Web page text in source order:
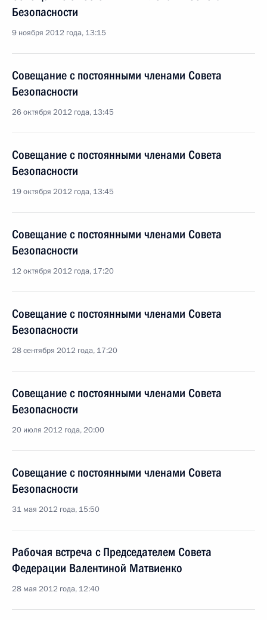
Безопасности
9 ноября 2012 года, 13:15
Совещание с постоянными членами Совета
Безопасности
26 октября 2012 года, 13:45
Совещание с постоянными членами Совета
Безопасности
19 октября 2012 года, 13:45
Совещание с постоянными членами Совета
Безопасности
12 октября 2012 года, 17:20
Совещание с постоянными членами Совета
Безопасности
28 сентября 2012 года, 17:20
Совещание с постоянными членами Совета
Безопасности
20 июля 2012 года, 20:00
Совещание с постоянными членами Совета
Безопасности
31 мая 2012 года, 15:50
Рабочая встреча с Председателем Совета
Федерации Валентиной Матвиенко
28 мая 2012 года, 12:40